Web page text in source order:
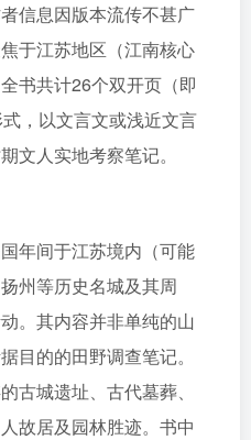
信息因版本流传不甚广
于江苏地区（江南核心
书共计26个双开页（即
，以文言文或浅近文言
文人实地考察笔记。
年间于江苏境内（可能
州等历史名城及其周
。其内容并非单纯的山
目的的田野调查笔记。
古城遗址、古代墓葬、
故居及园林胜迹。书中